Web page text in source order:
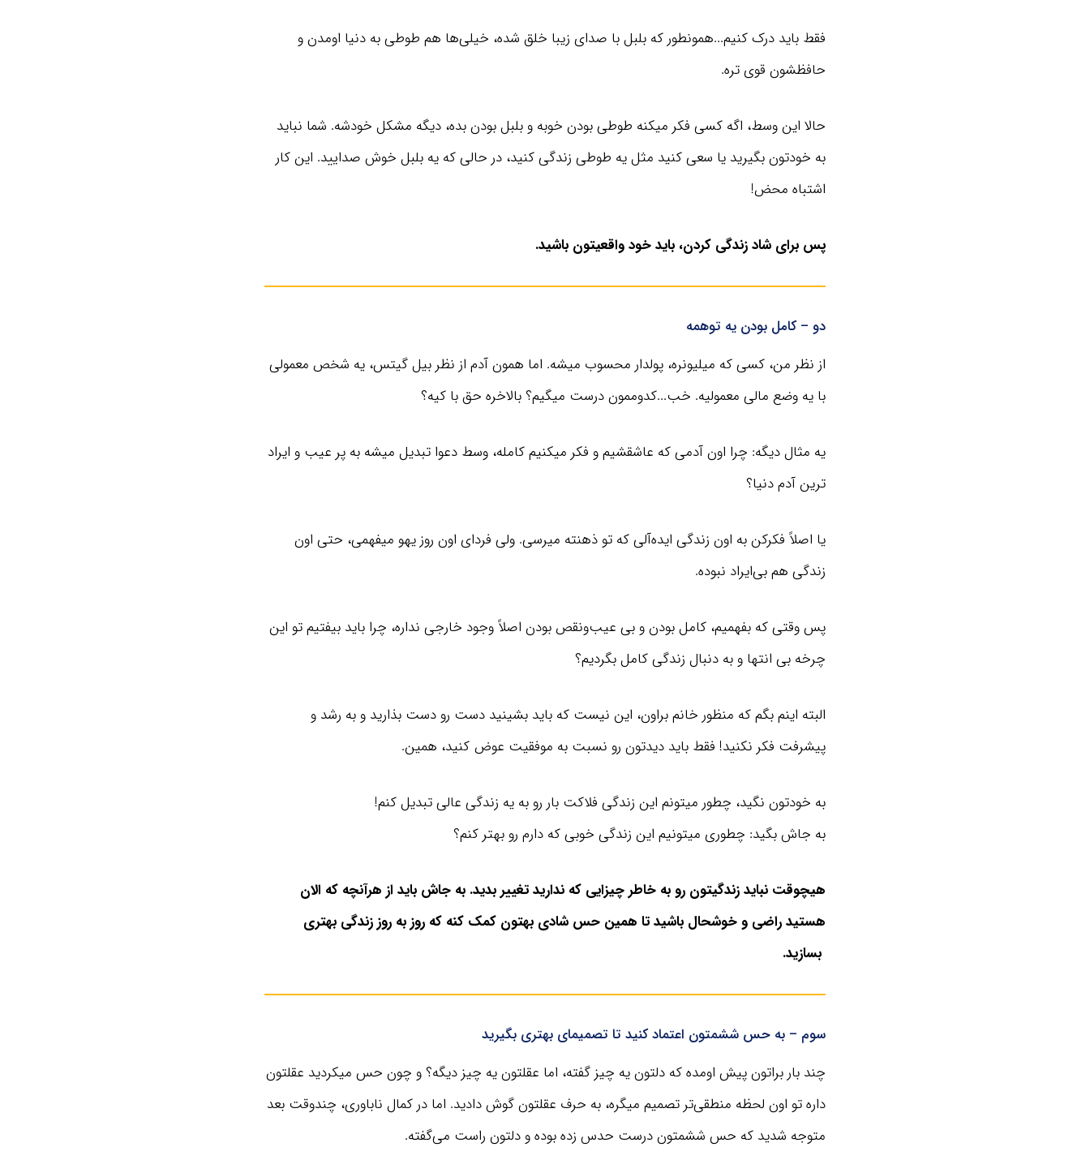
فقط باید درک کنیم...همونطور که بلبل با صدای زیبا خلق شده، خیلی‌ها هم طوطی به دنیا اومدن و
حافظشون قوی تره.
حالا این وسط، اگه کسی فکر میکنه طوطی بودن خوبه و بلبل بودن بده، دیگه مشکل خودشه. شما نباید
به خودتون بگیرید یا سعی کنید مثل یه طوطی زندگی کنید، در حالی که یه بلبل خوش صدایید. این کار
اشتباه محض!
پس برای شاد زندگی کردن، باید خود واقعیتون باشید.
دو – کامل بودن یه توهمه
از نظر من، کسی که میلیونره، پولدار محسوب میشه. اما همون آدم از نظر بیل گیتس، یه شخص معمولی
با یه وضع مالی معمولیه. خب...کدوممون درست میگیم؟ بالاخره حق با کیه؟
یه مثال دیگه: چرا اون آدمی که عاشقشیم و فکر میکنیم کامله، وسط دعوا تبدیل میشه به پر عیب و ایراد
ترین آدم دنیا؟
یا اصلاً فکرکن به اون زندگی ایده‌آلی که تو ذهنته میرسی. ولی فردای اون روز یهو میفهمی، حتی اون
زندگی هم بی‌ایراد نبوده.
پس وقتی که بفهمیم، کامل بودن و بی‌ عیب‌ونقص بودن اصلاً وجود خارجی نداره، چرا باید بیفتیم تو این
چرخه بی‌ انتها و به دنبال زندگی کامل بگردیم؟
البته اینم بگم که منظور خانم براون، این نیست که باید بشینید دست رو دست بذارید و به رشد و
پیشرفت فکر نکنید! فقط باید دیدتون رو نسبت به موفقیت عوض کنید، همین.
به خودتون نگید، چطور میتونم این زندگی فلاکت بار رو به یه زندگی عالی تبدیل کنم!
به جاش بگید: چطوری میتونیم این زندگی خوبی که دارم رو بهتر کنم؟
هیچوقت نباید زندگیتون رو به خاطر چیزایی که ندارید تغییر بدید. به جاش باید از هرآنچه که الان
هستید راضی و خوشحال باشید تا همین حس شادی بهتون کمک کنه که روز به روز زندگی بهتری
بسازید.
سوم – به حس ششمتون اعتماد کنید تا تصمیمای بهتری بگیرید
چند بار براتون پیش اومده که دلتون یه چیز گفته، اما عقلتون یه چیز دیگه؟ و چون حس میکردید عقلتون
داره تو اون لحظه منطقی‌تر تصمیم میگره، به حرف عقلتون گوش دادید. اما در کمال ناباوری، چندوقت بعد
متوجه شدید که حس ششمتون درست حدس زده بوده و دلتون راست می‌گفته.
کافیه 20 دقیقه از وقت مرده خودت رو بذاری و به
مطمئن باش زندگیت متحول میشه!